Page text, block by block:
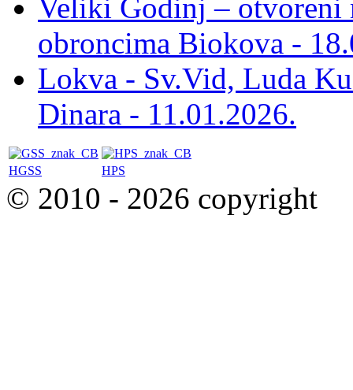
Veliki Godinj – otvoreni
obroncima Biokova -
Lokva - Sv.Vid, Luda
Dinara - 11.01.2026.
HGSS HPS
© 2010 - 2026 copyright